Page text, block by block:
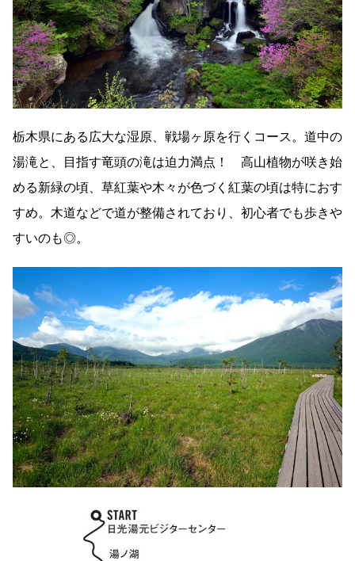
栃木県にある広大な湿原、戦場ヶ原を行くコース。道中の
湯滝と、目指す竜頭の滝は迫力満点！ 高山植物が咲き始
める新緑の頃、草紅葉や木々が色づく紅葉の頃は特におす
すめ。木道などで道が整備されており、初心者でも歩きや
すいのも◎。